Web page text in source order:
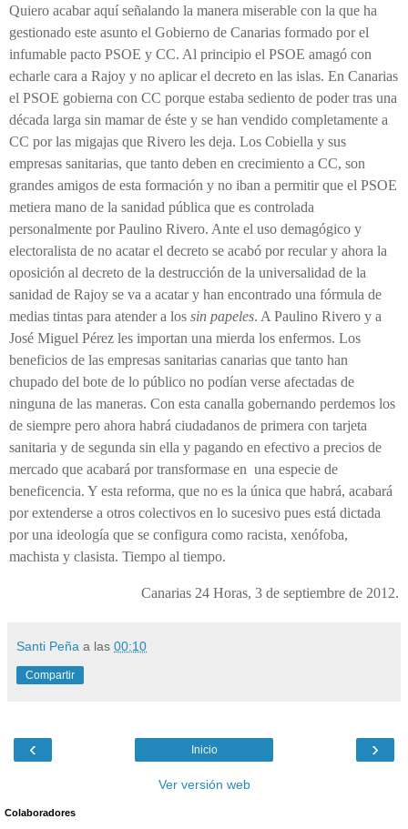
Quiero acabar aquí señalando la manera miserable con la que ha
gestionado este asunto el Gobierno de Canarias formado por el
infumable pacto PSOE y CC. Al principio el PSOE amagó con
echarle cara a Rajoy y no aplicar el decreto en las islas. En Canarias
el PSOE gobierna con CC porque estaba sediento de poder tras una
década larga sin mamar de éste y se han vendido completamente a
CC por las migajas que Rivero les deja. Los Cobiella y sus
empresas sanitarias, que tanto deben en crecimiento a CC, son
grandes amigos de esta formación y no iban a permitir que el PSOE
metiera mano de la sanidad pública que es controlada
personalmente por Paulino Rivero. Ante el uso demagógico y
electoralista de no acatar el decreto se acabó por recular y ahora la
oposición al decreto de la destrucción de la universalidad de la
sanidad de Rajoy se va a acatar y han encontrado una fórmula de
medias tintas para atender a los sin papeles. A Paulino Rivero y a
José Miguel Pérez les importan una mierda los enfermos. Los
beneficios de las empresas sanitarias canarias que tanto han
chupado del bote de lo público no podían verse afectadas de
ninguna de las maneras. Con esta canalla gobernando perdemos los
de siempre pero ahora habrá ciudadanos de primera con tarjeta
sanitaria y de segunda sin ella y pagando en efectivo a precios de
mercado que acabará por transformase en una especie de
beneficencia. Y esta reforma, que no es la única que habrá, acabará
por extenderse a otros colectivos en lo sucesivo pues está dictada
por una ideología que se configura como racista, xenófoba,
machista y clasista. Tiempo al tiempo.
Canarias 24 Horas, 3 de septiembre de 2012.
Santi Peña a las 00:10
Compartir
‹ ›
Inicio
Ver versión web
Colaboradores